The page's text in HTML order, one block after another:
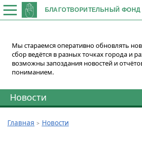
БЛАГОТВОРИТЕЛЬНЫЙ ФОНД
Мы стараемся оперативно обновлять
сбор ведётся в разных точках города и
возможны запоздания новостей и
пониманием.
Новости
Главная Новости